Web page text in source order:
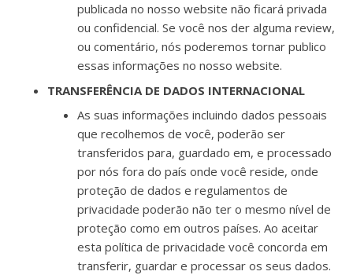
publicada no nosso website não ficará privada
ou confidencial. Se você nos der alguma review,
ou comentário, nós poderemos tornar publico
essas informações no nosso website.
TRANSFERÊNCIA DE DADOS INTERNACIONAL
As suas informações incluindo dados pessoais
que recolhemos de você, poderão ser
transferidos para, guardado em, e processado
por nós fora do país onde você reside, onde
proteção de dados e regulamentos de
privacidade poderão não ter o mesmo nível de
proteção como em outros países. Ao aceitar
esta política de privacidade você concorda em
transferir, guardar e processar os seus dados.